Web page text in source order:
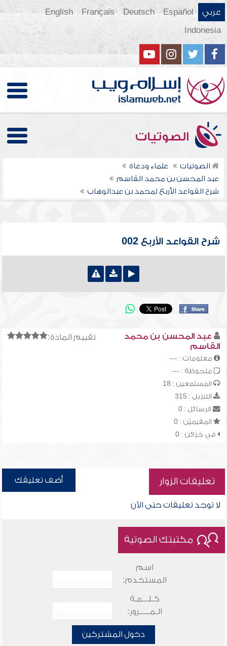
عربي Español
Deutsch
Français
English
Indonesia
الصوتيات
الصوتيات
علماء ودعاة
عبد المحسن بن محمد القاسم
شرح القواعد الأربع لمحمد بن عبدالوهاب
شرح القواعد الأربع 002
تقييم المادة:
عبد المحسن بن محمد
القاسم
معلومات : ---
ملحوظة : ---
المستمعين : 18
التنزيل : 315
الرسائل : 0
المقيميّن : 0
في خزائن : 0
تعليقات الزوار أضف تعليقك
لا توجد تعليقات حتى الآن
مكتبتك الصوتية
اسم
المستخدم:
كـلـــمـة
الـمـــــرور:
دخول المشتركين